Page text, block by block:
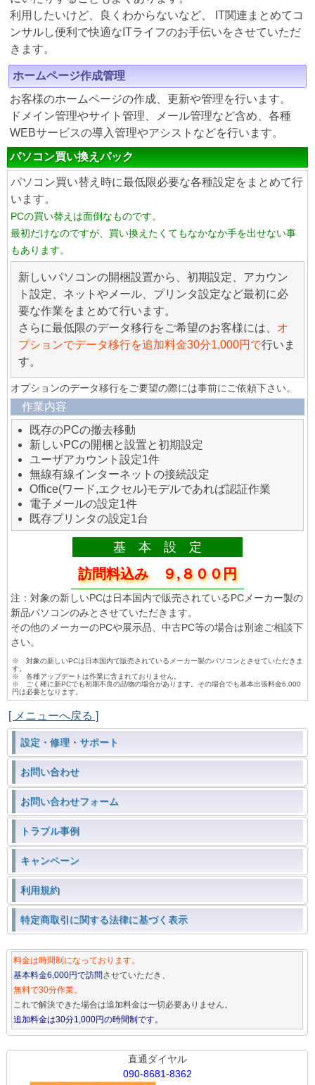
利用したいけど、良くわからないなど、 IT関連まとめてコ
ンサルし便利で快適なITライフのお手伝いをさせていただ
きます。
ホームページ作成管理
お客様のホームページの作成、更新や管理を行います。
ドメイン管理やサイト管理、メール管理など含め、各種
WEBサービスの導入管理やアシストなどを行います。
パソコン買い換えパック
パソコン買い替え時に最低限必要な各種設定をまとめて行
います。
PCの買い替えは面倒なものです。
最初だけなのですが、買い換えたくてもなかなか手を出せない事
もあります。
新しいパソコンの開梱設置から、初期設定、アカウン
ト設定、ネットやメール、プリンタ設定など最初に必
要な作業をまとめて行います。
さらに最低限のデータ移行をご希望のお客様には、 オ
プションでデータ移行を追加料金30分1,000円で行いま
す。
オプションのデータ移行をご要望の際には事前にご依頼下さい。
作業内容
既存のPCの撤去移動
新しいPCの開梱と設置と初期設定
ユーザアカウント設定1件
無線有線インターネットの接続設定
Office(ワード,エクセル)モデルであれば認証作業
電子メールの設定1件
既存プリンタの設定1台
基 本 設 定
訪問料込み ９,８００円
注：対象の新しいPCは日本国内で販売されているPCメーカー製の
新品パソコンのみとさせていただきます。
その他のメーカーのPCや展示品、中古PC等の場合は別途ご相談下
さい。
※ 対象の新しいPCは日本国内で販売されているメーカー製のパソコンとさせていただきま
す。
※ 各種アップデートは作業に含まれておりません。
※ ごく稀に新PCでも初期不良の品物の場合があります。その場合でも基本出張料金6,000
円は必要となります。
[ メニューへ戻る ]
設定・修理・サポート
お問い合わせ
お問い合わせフォーム
トラブル事例
キャンペーン
利用規約
特定商取引に関する法律に基づく表示
料金は時間制になっております。
基本料金6,000円で訪問させていただき、
無料で30分作業。
これで解決できた場合は追加料金は一切必要ありません。
追加料金は30分1,000円の時間制です。
直通ダイヤル
090-8681-8362